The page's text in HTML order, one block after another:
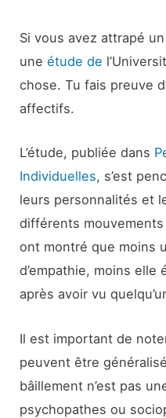
Si vous avez attrapé
uneétude de
chose. Tu fais preuve
affectifs.
L’étude, publiée dans
Individuelles, s’est
leurs personnalités et
différents
ont montré que moins
d’empathie, moins
après avoir vu
Il est important de
peuvent être
bâillement n’est pas
psychopathes ou